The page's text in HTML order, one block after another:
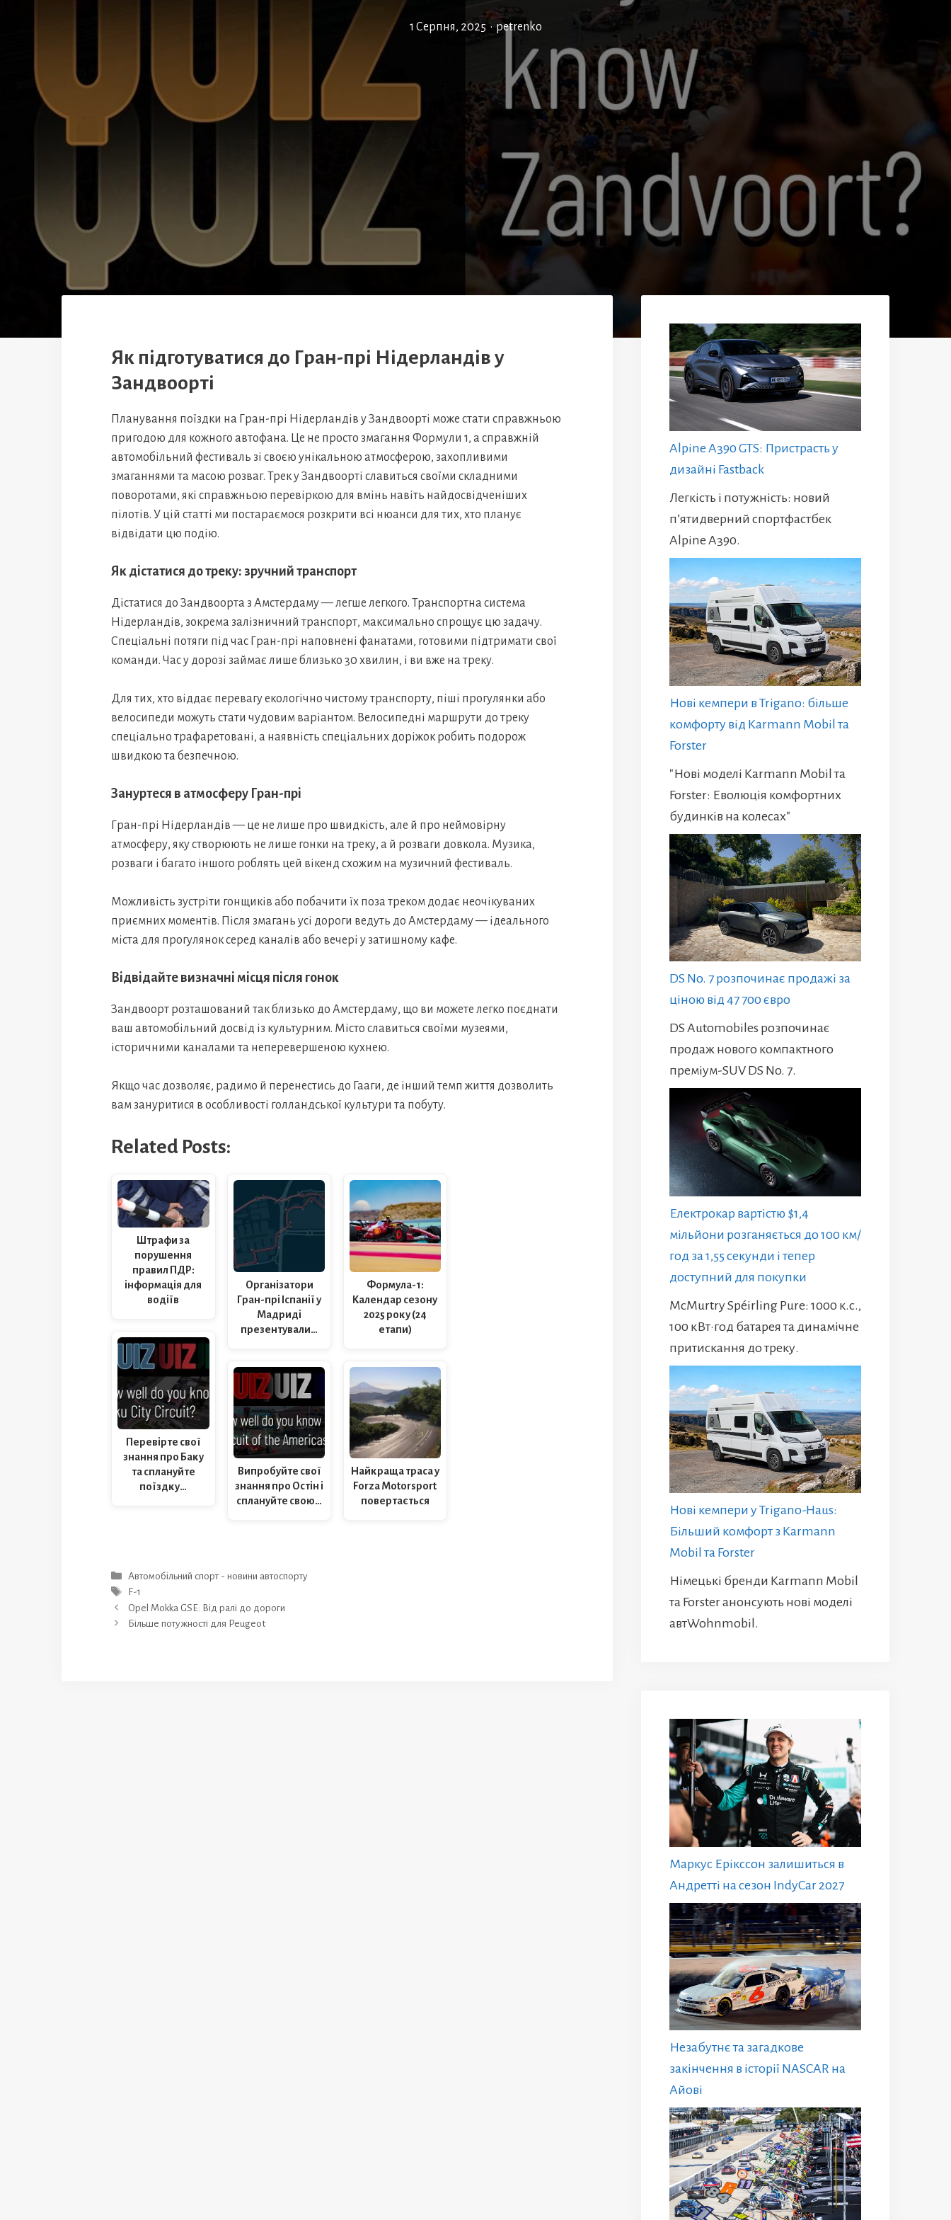
1 Серпня, 2025 • petrenko
Як підготуватися до Гран-прі Нідерландів у
Зандвоорті
Планування поїздки на Гран-прі Нідерландів у Зандвоорті може стати справжньою
пригодою для кожного автофана. Це не просто змагання Формули 1, а справжній
автомобільний фестиваль зі своєю унікальною атмосферою, захопливими
змаганнями та масою розваг. Трек у Зандвоорті славиться своїми складними
поворотами, які справжньою перевіркою для вмінь навіть найдосвідченіших
пілотів. У цій статті ми постараємося розкрити всі нюанси для тих, хто планує
відвідати цю подію.
Як дістатися до треку: зручний транспорт
Дістатися до Зандвоорта з Амстердаму — легше легкого. Транспортна система
Нідерландів, зокрема залізничний транспорт, максимально спрощує цю задачу.
Спеціальні потяги під час Гран-прі наповнені фанатами, готовими підтримати свої
команди. Час у дорозі займає лише близько 30 хвилин, і ви вже на треку.
Для тих, хто віддає перевагу екологічно чистому транспорту, піші прогулянки або
велосипеди можуть стати чудовим варіантом. Велосипедні маршрути до треку
спеціально трафаретовані, а наявність спеціальних доріжок робить подорож
швидкою та безпечною.
Зануртеся в атмосферу Гран-прі
Гран-прі Нідерландів — це не лише про швидкість, але й про неймовірну
атмосферу, яку створюють не лише гонки на треку, а й розваги довкола. Музика,
розваги і багато іншого роблять цей вікенд схожим на музичний фестиваль.
Можливість зустріти гонщиків або побачити їх поза треком додає неочікуваних
приємних моментів. Після змагань усі дороги ведуть до Амстердаму — ідеального
міста для прогулянок серед каналів або вечері у затишному кафе.
Відвідайте визначні місця після гонок
Зандвоорт розташований так близько до Амстердаму, що ви можете легко поєднати
ваш автомобільний досвід із культурним. Місто славиться своїми музеями,
історичними каналами та неперевершеною кухнею.
Якщо час дозволяє, радимо й перенестись до Гааги, де інший темп життя дозволить
вам зануритися в особливості голландської культури та побуту.
Related Posts:
Штрафи за
порушення
правил ПДР:
інформація для
водіїв
Перевірте свої
знання про Баку
та сплануйте
поїздку…
Організатори
Гран-прі Іспанії у
Мадриді
презентували…
Випробуйте свої
знання про Остін і
сплануйте свою…
Формула-1:
Календар сезону
2025 року (24
етапи)
Найкраща траса у
Forza Motorsport
повертається
Категорії
Автомобільний спорт - новини автоспорту
Позначки
F-1
Opel Mokka GSE: Від ралі до дороги
Більше потужності для Peugeot
Alpine A390 GTS: Пристрасть у
дизайні Fastback
Легкість і потужність: новий
п’ятидверний спортфастбек
Alpine A390.
Нові кемпери в Trigano: більше
комфорту від Karmann Mobil та
Forster
"Нові моделі Karmann Mobil та
Forster: Еволюція комфортних
будинків на колесах"
DS No. 7 розпочинає продажі за
ціною від 47 700 євро
DS Automobiles розпочинає
продаж нового компактного
преміум-SUV DS No. 7.
Електрокар вартістю $1,4
мільйони розганяється до 100 км/
год за 1,55 секунди і тепер
доступний для покупки
McMurtry Spéirling Pure: 1000 к.с.,
100 кВт·год батарея та динамічне
притискання до треку.
Нові кемпери у Trigano-Haus:
Більший комфорт з Karmann
Mobil та Forster
Німецькі бренди Karmann Mobil
та Forster анонсують нові моделі
автWohnmobil.
Маркус Ерікссон залишиться в
Андретті на сезон IndyCar 2027
Незабутнє та загадкове
закінчення в історії NASCAR на
Айові